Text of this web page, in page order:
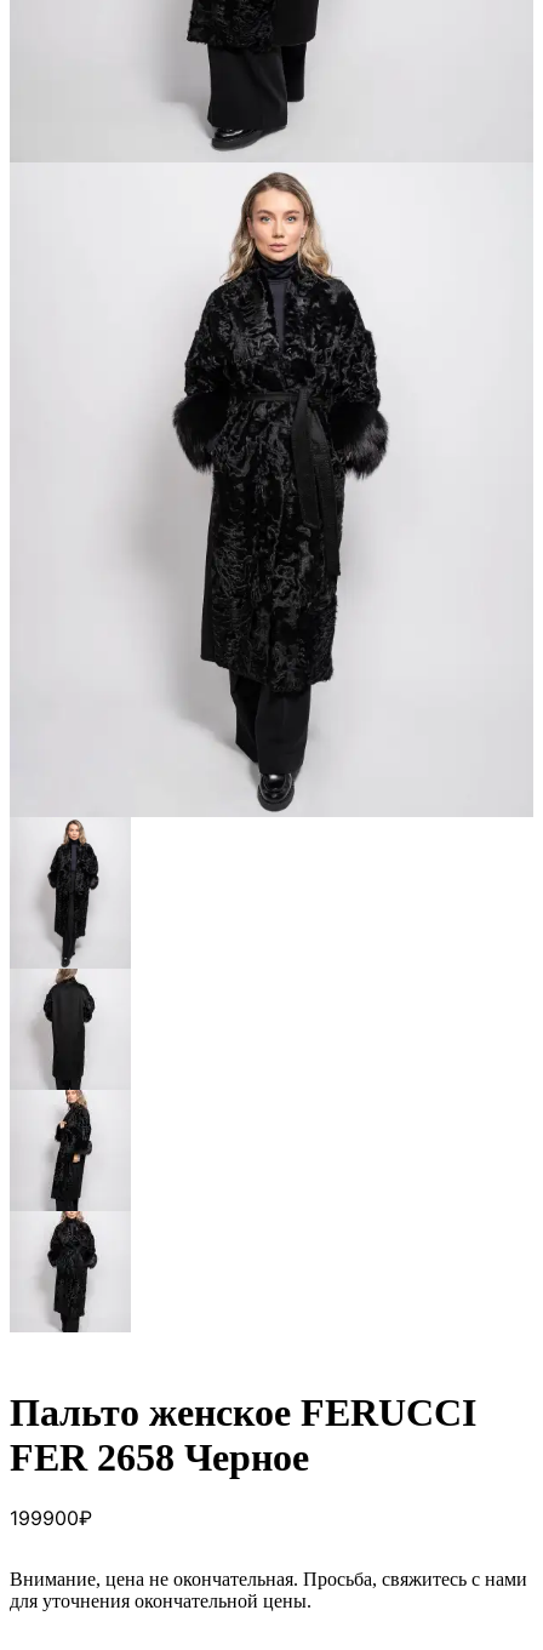
Пальто женское FERUCCI
FER 2658 Черное
199900₽
Внимание, цена не окончательная. Просьба, свяжитесь с нами
для уточнения окончательной цены.